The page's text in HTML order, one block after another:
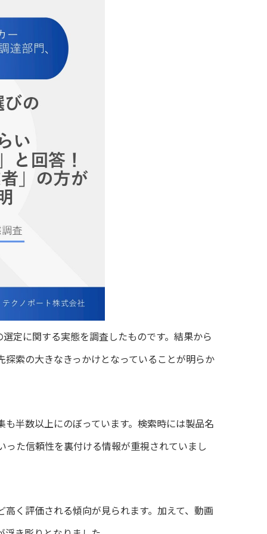
定に関する実態を調査したものです。結果から
索の大きなきっかけとなっていることが明らか
半数以上にのぼっています。検索時には製品名
た信頼性を裏付ける情報が重視されていまし
く評価される傾向が見られます。加えて、動画